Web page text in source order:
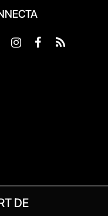
Instagram
Facebook
RSS
DE